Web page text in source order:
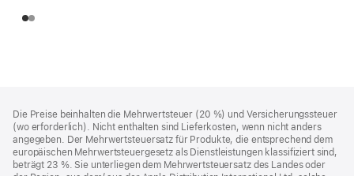
Die Preise beinhalten die Mehrwertsteuer (20 %) und Versicherungssteuer
(wo erforderlich). Nicht enthalten sind Lieferkosten, wenn nicht anders
angegeben. Der Mehrwertsteuersatz für Produkte, die entsprechend dem
europäischen Mehrwertsteuergesetz als Dienstleistungen klassifiziert sind,
beträgt 23 %. Sie unterliegen dem Mehrwertsteuersatz des Landes oder